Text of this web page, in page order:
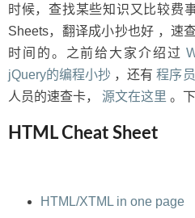
时候，查找某些知识又比较费
Sheets，翻译成小抄也好 ，速
时间的。之前给大家介绍过
jQuery的编程小抄 ，还有程序
人员的速查卡， 源文在这里 。
HTML Cheat Sheet
HTML/XTML in one page